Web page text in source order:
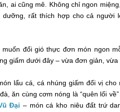
ai cũng mê. Không chỉ ngon miệng,
dưỡng, rất thích hợp cho cả người
muốn đổi gió thực đơn món ngon
giấm dưới đây – vừa đơn giản,
lẩu cá, cá nhúng giấm đổi vị
ăn cùng cơm nóng là “quên lối
Đại – món cá kho niêu đất trứ